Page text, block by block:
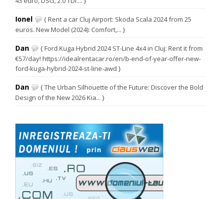
Ionel
{ Rent a car Cluj Airport: Skoda Scala 2024 from 25
euros. New Model (2024): Comfort,... }
Dan
{ Ford Kuga Hybrid 2024 ST-Line 4x4 in Cluj: Rent it from
€57/day! https://idealrentacar.ro/en/b-end-of-year-offer-new-
ford-kuga-hybrid-2024-st-line-awd }
Dan
{ The Urban Silhouette of the Future: Discover the Bold
Design of the New 2026 Kia... }